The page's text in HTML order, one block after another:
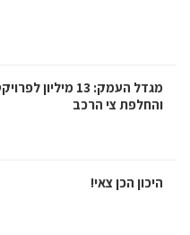
מגדל העמק: 13
והחלפת צי הרכב
היכון הכן צאי!